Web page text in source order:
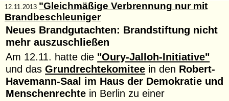
12.11.2013 "Gleichmäßige Verbrennung nur mit
Brandbeschleuniger
Neues Brandgutachten: Brandstiftung nicht
mehr auszuschließen
Am 12.11. hatte die "Oury-Jalloh-Initiative"
und dasGrundrechtekomitee in den Robert-
Havemann-Saal im Haus der Demokratie und
Menschenrechte in Berlin zu einer